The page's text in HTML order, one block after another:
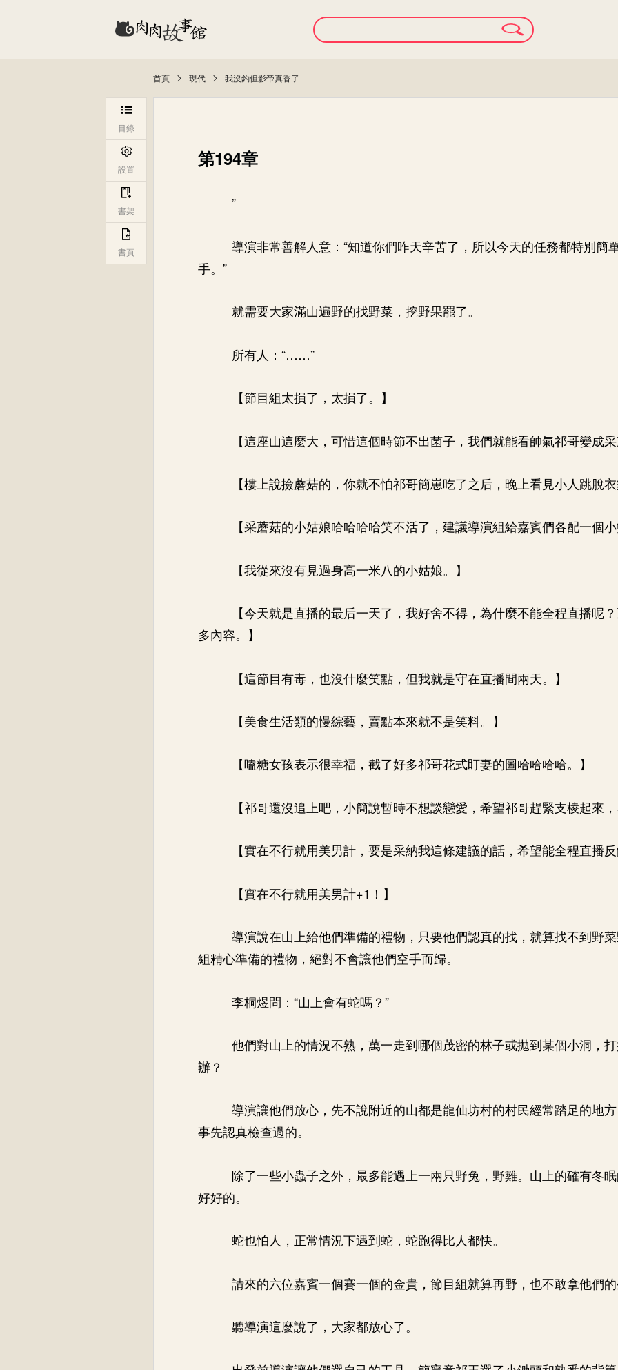
首頁 現代 我沒釣但影帝真香了
目錄
設置
書架
書頁
第194章
”
導演非常善解人意：“知道你們昨天辛苦了，所以今天的任務都特別簡
手。”
就需要大家滿山遍野的找野菜，挖野果罷了。
所有人：“……”
【節目組太損了，太損了。】
【這座山這麼大，可惜這個時節不出菌子，我們就能看帥氣祁哥變成
【樓上說撿蘑菇的，你就不怕祁哥簡崽吃了之后，晚上看見小人跳脫衣
【采蘑菇的小姑娘哈哈哈哈笑不活了，建議導演組給嘉賓們各配一個小
【我從來沒有見過身高一米八的小姑娘。】
【今天就是直播的最后一天了，我好舍不得，為什麼不能全程直播呢
多內容。】
【這節目有毒，也沒什麼笑點，但我就是守在直播間兩天。】
【美食生活類的慢綜藝，賣點本來就不是笑料。】
【嗑糖女孩表示很幸福，截了好多祁哥花式盯妻的圖哈哈哈哈。】
【祁哥還沒追上吧，小簡說暫時不想談戀愛，希望祁哥趕緊支棱起來
【實在不行就用美男計，要是采納我這條建議的話，希望能全程直播反
【實在不行就用美男計+1！】
導演說在山上給他們準備的禮物，只要他們認真的找，就算找不到野
組精心準備的禮物，絕對不會讓他們空手而歸。
李桐煜問：“山上會有蛇嗎？”
他們對山上的情況不熟，萬一走到哪個茂密的林子或拋到某個小洞，
辦？
導演讓他們放心，先不說附近的山都是龍仙坊村的村民經常踏足的地
事先認真檢查過的。
除了一些小蟲子之外，最多能遇上一兩只野兔，野雞。山上的確有冬
好好的。
蛇也怕人，正常情況下遇到蛇，蛇跑得比人都快。
請來的六位嘉賓一個賽一個的金貴，節目組就算再野，也不敢拿他們的
聽導演這麼說了，大家都放心了。